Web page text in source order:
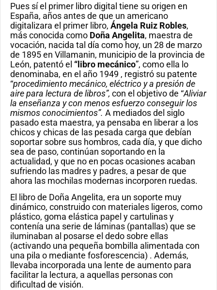
Pues sí el primer libro digital tiene su origen en
España, años antes de que un americano
digitalizara el primer libro, Ángela Ruiz Robles,
más conocida como Doña Angelita, maestra de
vocación, nacida tal día como hoy, un 28 de marzo
de 1895 en Villamanin, municipio de la provincia de
León, patentó el “libro mecánico”, como ella lo
denominaba, en el año 1949 , registró su patente
“procedimiento mecánico, eléctrico y a presión de
aire para lectura de libros”, con el objetivo de “Aliviar
la enseñanza y con menos esfuerzo conseguir los
mismos conocimientos”. A mediados del siglo
pasado esta maestra, ya pensaba en liberar a los
chicos y chicas de las pesada carga que debían
soportar sobre sus hombros, cada día, y que dicho
sea de paso, continúan soportando en la
actualidad, y que no en pocas ocasiones acaban
sufriendo las madres y padres, a pesar de que
ahora las mochilas modernas incorporen ruedas.
El libro de Doña Angelita, era un soporte muy
dinámico, construido con materiales ligeros, como
plástico, goma elástica papel y cartulinas y
contenía una serie de láminas (pantallas) que se
iluminaban al posarse el dedo sobre ellas
(activando una pequeña bombilla alimentada con
una pila o mediante fosforescencia) . Además,
llevaba incorporada una lente de aumento para
facilitar la lectura, a aquellas personas con
dificultad de visión.